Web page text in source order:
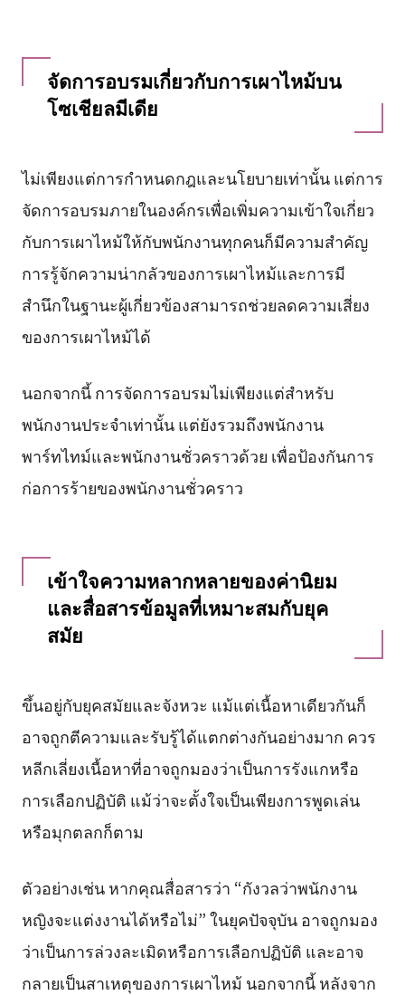
จัดการอบรมเกี่ยวกับการเผาไหม้บน
โซเชียลมีเดีย
ไม่เพียงแต่การกำหนดกฎและนโยบายเท่านั้น แต่การ
จัดการอบรมภายในองค์กรเพื่อเพิ่มความเข้าใจเกี่ยว
กับการเผาไหม้ให้กับพนักงานทุกคนก็มีความสำคัญ
การรู้จักความน่ากลัวของการเผาไหม้และการมี
สำนึกในฐานะผู้เกี่ยวข้องสามารถช่วยลดความเสี่ยง
ของการเผาไหม้ได้
นอกจากนี้ การจัดการอบรมไม่เพียงแต่สำหรับ
พนักงานประจำเท่านั้น แต่ยังรวมถึงพนักงาน
พาร์ทไทม์และพนักงานชั่วคราวด้วย เพื่อป้องกันการ
ก่อการร้ายของพนักงานชั่วคราว
เข้าใจความหลากหลายของค่านิยม
และสื่อสารข้อมูลที่เหมาะสมกับยุค
สมัย
ขึ้นอยู่กับยุคสมัยและจังหวะ แม้แต่เนื้อหาเดียวกันก็
อาจถูกตีความและรับรู้ได้แตกต่างกันอย่างมาก ควร
หลีกเลี่ยงเนื้อหาที่อาจถูกมองว่าเป็นการรังแกหรือ
การเลือกปฏิบัติ แม้ว่าจะตั้งใจเป็นเพียงการพูดเล่น
หรือมุกตลกก็ตาม
ตัวอย่างเช่น หากคุณสื่อสารว่า “กังวลว่าพนักงาน
หญิงจะแต่งงานได้หรือไม่” ในยุคปัจจุบัน อาจถูกมอง
ว่าเป็นการล่วงละเมิดหรือการเลือกปฏิบัติ และอาจ
กลายเป็นสาเหตุของการเผาไหม้ นอกจากนี้ หลังจาก